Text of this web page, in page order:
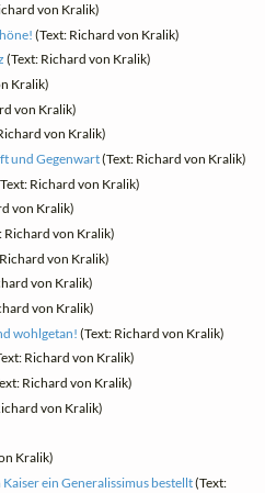
von Kralik)
(Text: Richard von Kralik)
(Text: Richard von Kralik)
Kralik)
von Kralik)
von Kralik)
und Gegenwart(Text: Richard von Kralik)
Richard von Kralik)
von Kralik)
Richard von Kralik)
von Kralik)
von Kralik)
von Kralik)
wohlgetan! (Text: Richard von Kralik)
Richard von Kralik)
Richard von Kralik)
von Kralik)
Kralik)
ein Generalissimus bestellt(Text: